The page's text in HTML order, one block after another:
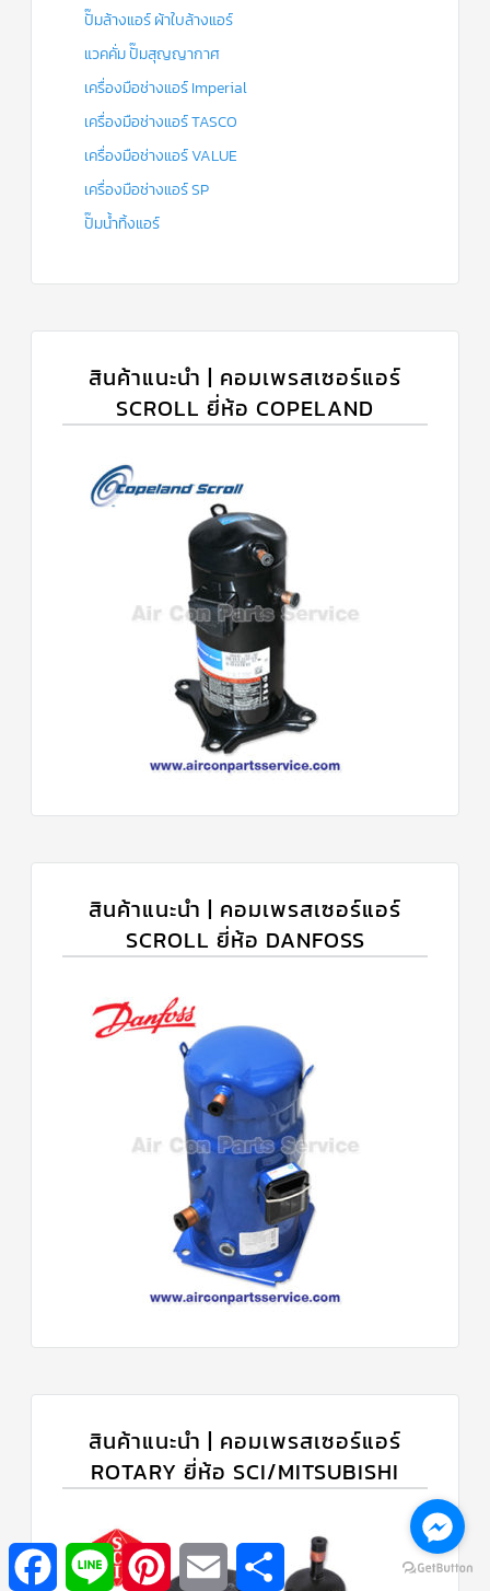
ปั๊มล้างแอร์ ผ้าใบล้างแอร์
แวคคั่ม ปั๊มสุญญากาศ
เครื่องมือช่างแอร์ Imperial
เครื่องมือช่างแอร์ TASCO
เครื่องมือช่างแอร์ VALUE
เครื่องมือช่างแอร์ SP
ปั๊มน้ำทิ้งแอร์
สินค้าแนะนำ | คอมเพรสเซอร์แอร์
SCROLL ยี่ห้อ COPELAND
สินค้าแนะนำ | คอมเพรสเซอร์แอร์
SCROLL ยี่ห้อ DANFOSS
สินค้าแนะนำ | คอมเพรสเซอร์แอร์
ROTARY ยี่ห้อ SCI/MITSUBISHI
FacebookLine Pinterest Email Share